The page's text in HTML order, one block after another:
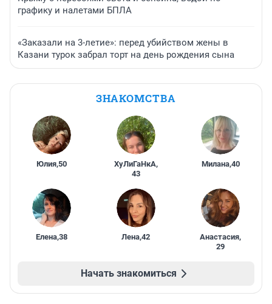
графику и налетами БПЛА
«Заказали на 3-летие»: перед убийством жены в
Казани турок забрал торт на день рождения сына
ЗНАКОМСТВА
Юлия,50 ХуЛиГаНкА,
43
Милана,40
Елена,38 Лена,42 Анастасия,
29
Начать знакомиться